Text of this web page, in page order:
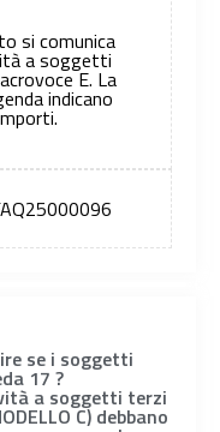
si comunica
a soggetti
E. La
indicano
se i soggetti
17 ?
a soggetti terzi
C) debbano